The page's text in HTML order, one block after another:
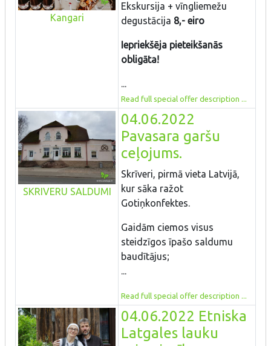
Kangari
Ekskursija + vīngliemežu
degustācija 8,- eiro
Iepriekšēja pieteikšanās
obligāta!
...
Read full special offer description ...
SKRIVERU SALDUMI
04.06.2022
Pavasara garšu
ceļojums.
Skrīveri, pirmā vieta Latvijā,
kur sāka ražot
Gotiņkonfektes.
Gaidām ciemos visus
steidzīgos īpašo saldumu
baudītājus;
...
Read full special offer description ...
04.06.2022 Etniska
Latgales lauku